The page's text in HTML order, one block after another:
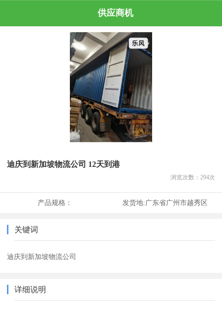
供应商机
迪庆到新加坡物流公司 12天到港
浏览次数： 294次
产品规格： 发货地:广东省广州市越秀区
关键词
迪庆到新加坡物流公司
详细说明